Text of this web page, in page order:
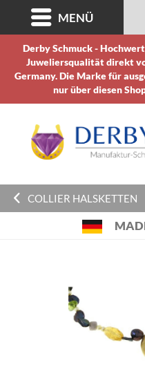
Derby Schmuck -
Juweliersqualität direkt
Germany. Die Marke für
nur über diesen
MENÜ
COLLIER HALSKETTEN